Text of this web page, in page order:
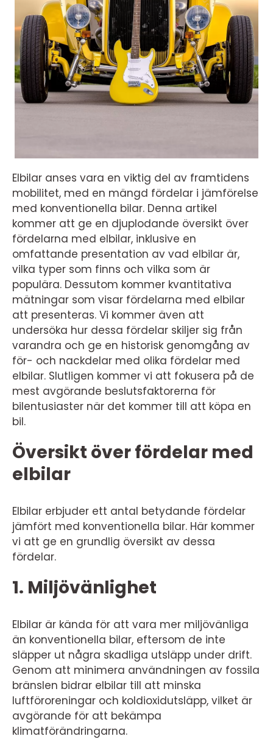
Elbilar anses vara en viktig del av framtidens
mobilitet, med en mängd fördelar i jämförelse
med konventionella bilar. Denna artikel
kommer att ge en djuplodande översikt över
fördelarna med elbilar, inklusive en
omfattande presentation av vad elbilar är,
vilka typer som finns och vilka som är
populära. Dessutom kommer kvantitativa
mätningar som visar fördelarna med elbilar
att presenteras. Vi kommer även att
undersöka hur dessa fördelar skiljer sig från
varandra och ge en historisk genomgång av
för- och nackdelar med olika fördelar med
elbilar. Slutligen kommer vi att fokusera på de
mest avgörande beslutsfaktorerna för
bilentusiaster när det kommer till att köpa en
bil.
Översikt över fördelar med
elbilar
Elbilar erbjuder ett antal betydande fördelar
jämfört med konventionella bilar. Här kommer
vi att ge en grundlig översikt av dessa
fördelar.
1. Miljövänlighet
Elbilar är kända för att vara mer miljövänliga
än konventionella bilar, eftersom de inte
släpper ut några skadliga utsläpp under drift.
Genom att minimera användningen av fossila
bränslen bidrar elbilar till att minska
luftföroreningar och koldioxidutsläpp, vilket är
avgörande för att bekämpa
klimatförändringarna.